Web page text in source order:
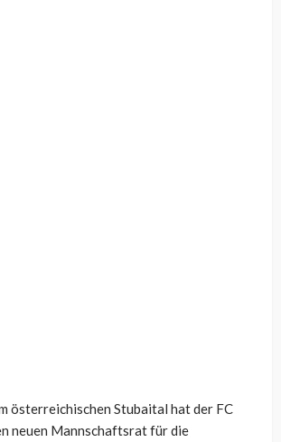
österreichischen Stubaital hat der FC
neuen Mannschaftsrat für die